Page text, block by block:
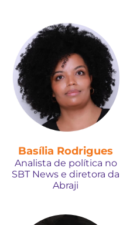
Basília Rodrigues
Analista de política no
SBT News e diretora da
Abraji